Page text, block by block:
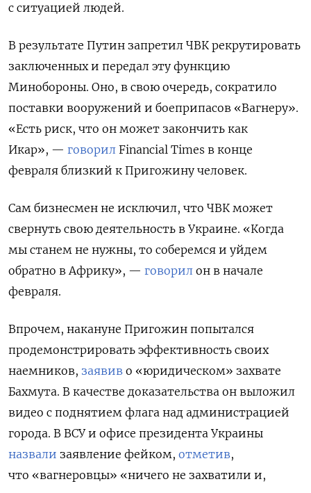
с ситуацией людей.
В результате Путин запретил ЧВК рекрутировать
заключенных и передал эту функцию
Минобороны. Оно, в свою очередь, сократило
поставки вооружений и боеприпасов «Вагнеру».
«Есть риск, что он может закончить как
Икар», — говорил Financial Times в конце
февраля близкий к Пригожину человек.
Сам бизнесмен не исключил, что ЧВК может
свернуть свою деятельность в Украине. «Когда
мы станем не нужны, то соберемся и уйдем
обратно в Африку», — говорил он в начале
февраля.
Впрочем, накануне Пригожин попытался
продемонстрировать эффективность своих
наемников, заявив о «юридическом» захвате
Бахмута. В качестве доказательства он выложил
видео с поднятием флага над администрацией
города. В ВСУ и офисе президента Украины
назвали заявление фейком, отметив,
что «вагнеровцы» «ничего не захватили и,